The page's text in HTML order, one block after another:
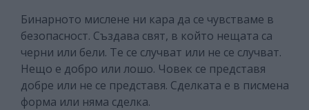
Бинарното мислене ни кара да се чувстваме в
безопасност. Създава свят, в който нещата са
черни или бели. Те се случват или не се случват.
Нещо е добро или лошо. Човек се представя
добре или не се представя. Сделката е в писмена
форма или няма сделка.